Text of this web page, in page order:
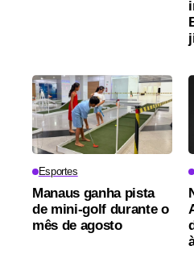
Esportes
Manaus ganha pista
de mini-golf durante o
mês de agosto